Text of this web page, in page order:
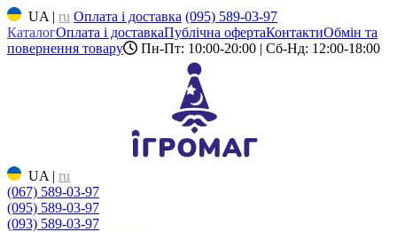
UA | ru Оплата і доставка (095) 589-03-97
КаталогОплата і доставкаПублічна офертаКонтактиОбмін та
повернення товару
Пн-Пт: 10:00-20:00 | Сб-Нд: 12:00-18:00
UA | ru
(067) 589-03-97
(095) 589-03-97
(093) 589-03-97